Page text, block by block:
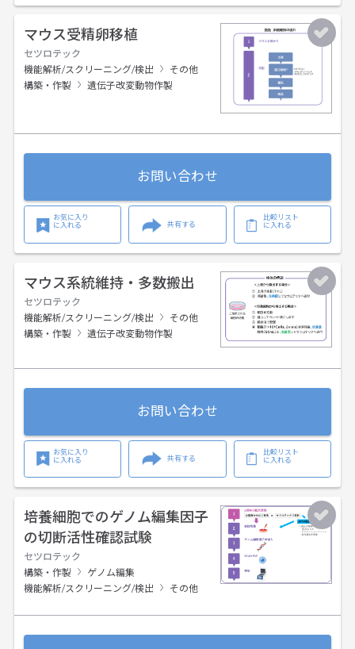
マウス受精卵移植
セツロテック
機能解析/スクリーニング/検出
その他
構築・作製
遺伝子改変動物作製
お問い合わせ
お気に入り
に入れる
共有する
比較リスト
に入れる
マウス系統維持・多数搬出
セツロテック
機能解析/スクリーニング/検出
その他
構築・作製
遺伝子改変動物作製
お問い合わせ
お気に入り
に入れる
共有する
比較リスト
に入れる
培養細胞でのゲノム編集因子
の切断活性確認試験
セツロテック
構築・作製
ゲノム編集
機能解析/スクリーニング/検出
その他